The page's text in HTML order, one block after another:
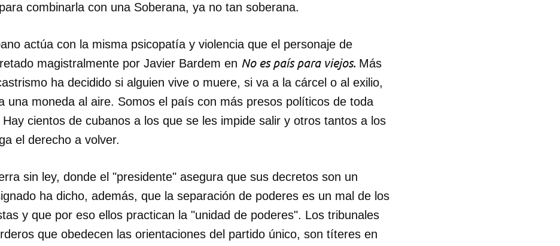
combinarla con una Soberana, ya no tan soberana.
actúa con la misma psicopatía y violencia que el personaje de
magistralmente por Javier Bardem en No es país para viejos. Más
ha decidido si alguien vive o muere, si va a la cárcel o al exilio,
una moneda al aire. Somos el país con más presos políticos de toda
cientos de cubanos a los que se les impide salir y otros tantos a los
el derecho a volver.
sin ley, donde el "presidente" asegura que sus decretos son un
ha dicho, además, que la separación de poderes es un mal de los
y que por eso ellos practican la "unidad de poderes". Los tribunales
que obedecen las orientaciones del partido único, son títeres en